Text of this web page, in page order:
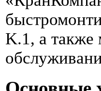
K.1, а также